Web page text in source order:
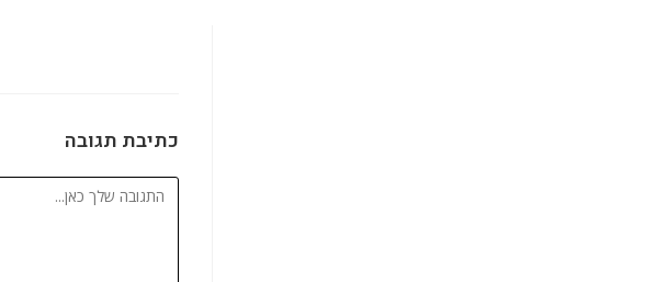
כתיבת תגובה